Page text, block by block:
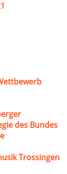
des Bundes
Trossingen